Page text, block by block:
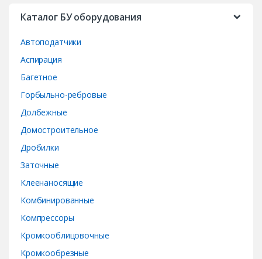
Каталог БУ оборудования
Автоподатчики
Аспирация
Багетное
Горбыльно-ребровые
Долбежные
Домостроительное
Дробилки
Заточные
Клеенаносящие
Комбинированные
Компрессоры
Кромкооблицовочные
Кромкообрезные